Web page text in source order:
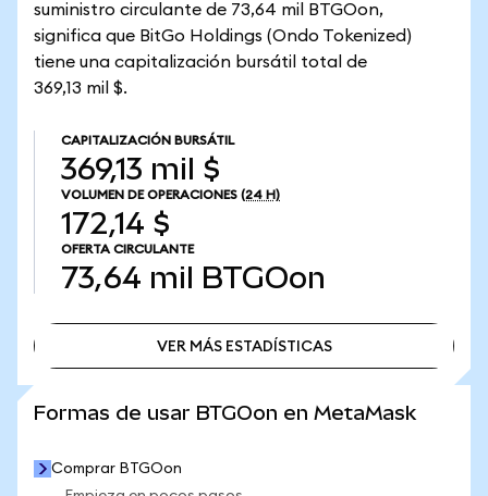
suministro circulante de 73,64 mil BTGOon,
significa que BitGo Holdings (Ondo Tokenized)
tiene una capitalización bursátil total de
369,13 mil $.
CAPITALIZACIÓN BURSÁTIL
369,13 mil $
VOLUMEN DE OPERACIONES (24 H)
172,14 $
OFERTA CIRCULANTE
73,64 mil BTGOon
VER MÁS ESTADÍSTICAS
Formas de usar BTGOon en MetaMask
Comprar BTGOon